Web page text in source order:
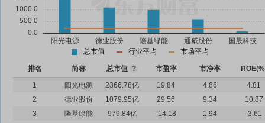
总市值 行业平均 市场平均
排名 简称 总市值 ? 市盈率 市净率
1
阳光电源 2366.78亿 19.84 4.86
4.81
2
德业股份 1079.95亿 29.56 9.34
10.87
3
隆基绿能 979.84亿 -14.18 1.94
-3.61